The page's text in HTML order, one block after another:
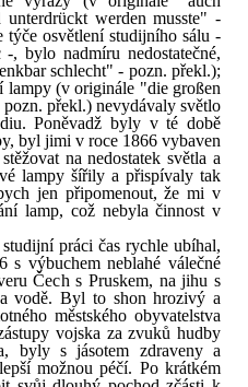
unterdrückt werden musste" -
týče osvětlení studijního sálu -
, bylo nadmíru nedostatečné,
schlecht" - pozn. překl.);
lampy (v originále "die großen
překl.) nevydávaly světlo
Poněvadž byly v té době
byl jimi v roce 1866 vybaven
na nedostatek světla a
lampy šířily a přispívaly tak
jen připomenout, že mi v
lamp, což nebyla činnost v
práci čas rychle ubíhal,
s výbuchem neblahé válečné
Čech s Pruskem, na jihu s
vodě. Byl to shon hrozivý a
městského obyvatelstva
vojska za zvuků hudby
byly s jásotem zdraveny a
možnou péčí. Po krátkém